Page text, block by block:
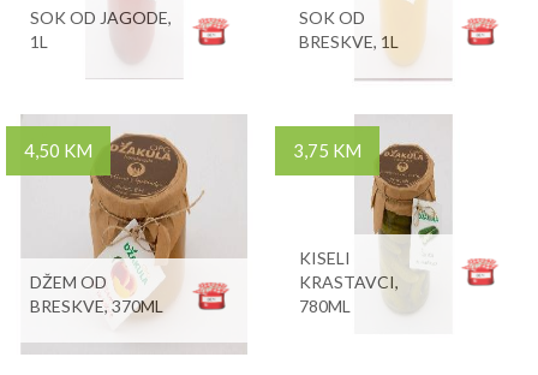
SOK OD JAGODE,
1L
SOK OD
BRESKVE, 1L
4,50 KM
DŽEM OD
BRESKVE, 370ML
3,75 KM
KISELI
KRASTAVCI,
780ML